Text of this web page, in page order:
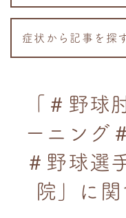
症状から記事を探
「＃野球
ーニング
＃野球選
院」に